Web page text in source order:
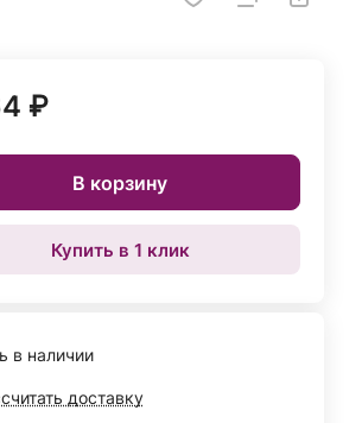
₽
В корзину
Купить в 1 клик
в наличии
доставку